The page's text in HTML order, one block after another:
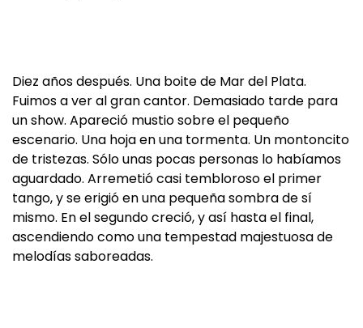
Diez años después. Una boite de Mar del Plata.
Fuimos a ver al gran cantor. Demasiado tarde para
un show. Apareció mustio sobre el pequeño
escenario. Una hoja en una tormenta. Un montoncito
de tristezas. Sólo unas pocas personas lo habíamos
aguardado. Arremetió casi tembloroso el primer
tango, y se erigió en una pequeña sombra de sí
mismo. En el segundo creció, y así hasta el final,
ascendiendo como una tempestad majestuosa de
melodías saboreadas.